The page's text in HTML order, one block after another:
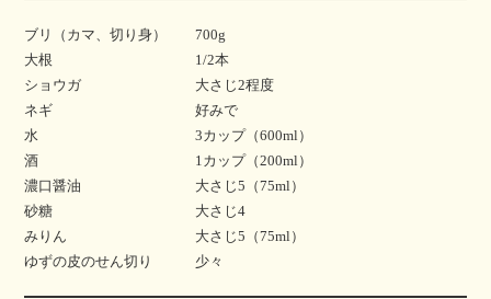
ブリ（カマ、切り身） 700g
大根 1/2本
ショウガ 大さじ2程度
ネギ 好みで
水 3カップ（600ml）
酒 1カップ（200ml）
濃口醤油 大さじ5（75ml）
砂糖 大さじ4
みりん 大さじ5（75ml）
ゆずの皮のせん切り 少々